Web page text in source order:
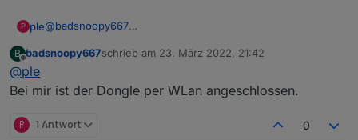
P ple@badsnoopy667
https://forum.huawei.com/enterprise/en/modbus-tcp-
scheint so, als ob der dongle kein Modbus aktuell so kann.
ich spiele mal auf die 126 zurück.
War der Dongle per Wlan oder Kabel angeschlossen? Hatte
aber gerade nicht wieder.
B
Offline
badsnoopy667schrieb am 23. März 2022, 21:42
zuletzt editiert von
@ple
Bei mir ist der Dongle per WLan angeschlossen.
P 1 Antwort 0